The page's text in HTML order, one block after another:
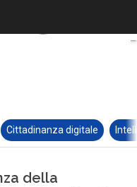
Cittadinanza digitale
della